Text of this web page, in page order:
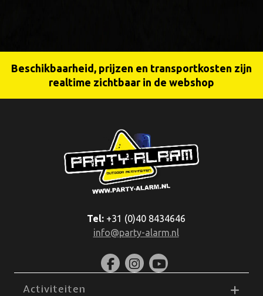
Beschikbaarheid, prijzen en transportkosten zijn
realtime zichtbaar in de webshop
Tel:+31 (0)40 8434646
info@party-alarm.nl
Activiteiten